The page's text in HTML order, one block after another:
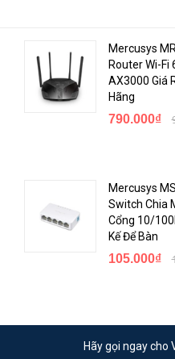
Mercusys
Router Wi-Fi
AX3000 Giá
Hãng
790.000₫
Mercusys
Switch Chia
Cổng 10/
Kế Để Bàn
105.000₫
Hãy gọi ngay cho